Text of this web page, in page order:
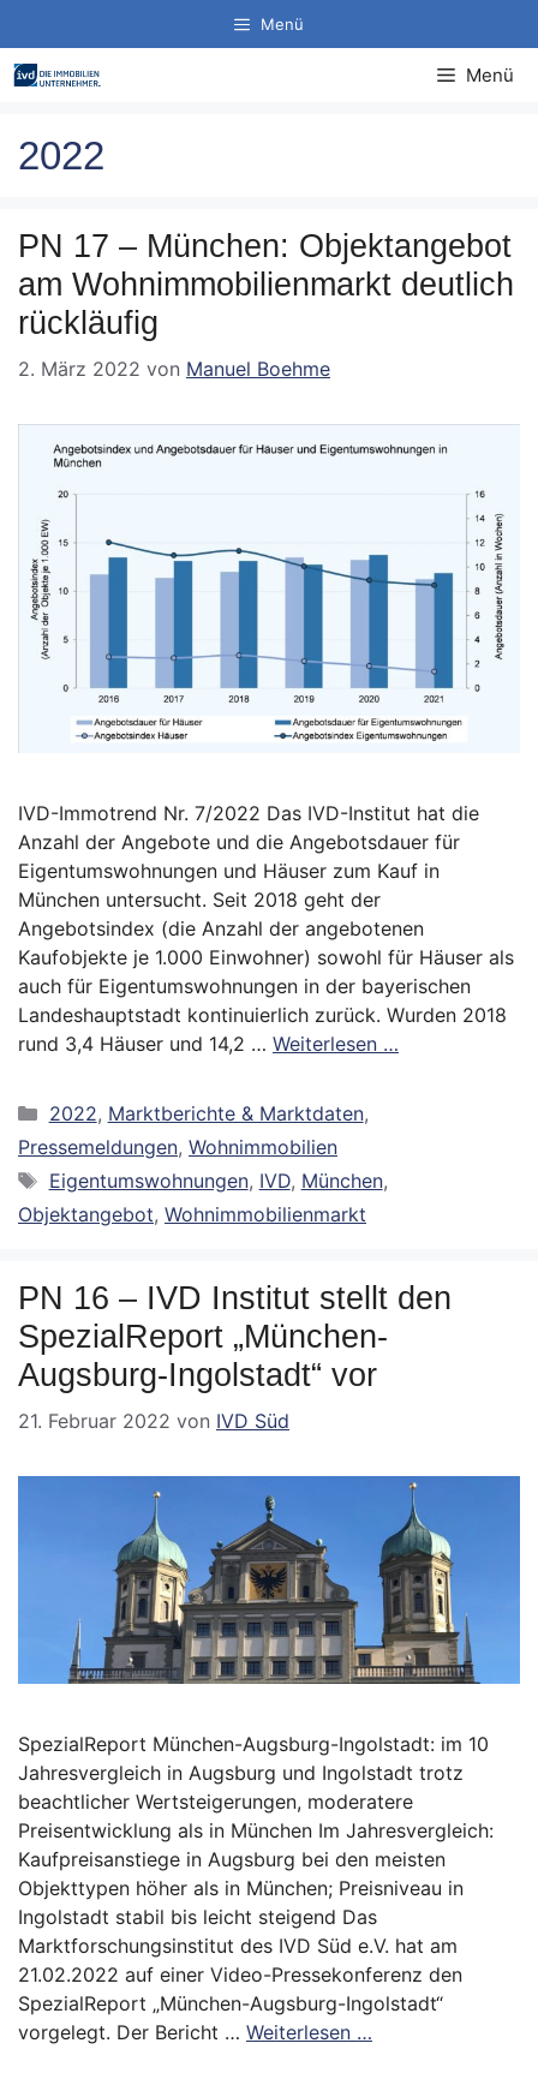
Inhalt
springen
Menü
Menü
2022
PN 17 – München: Objektangebot
am Wohnimmobilienmarkt deutlich
rückläufig
2. März 2022 von Manuel Boehme
IVD-Immotrend Nr. 7/2022 Das IVD-Institut hat die
Anzahl der Angebote und die Angebotsdauer für
Eigentumswohnungen und Häuser zum Kauf in
München untersucht. Seit 2018 geht der
Angebotsindex (die Anzahl der angebotenen
Kaufobjekte je 1.000 Einwohner) sowohl für Häuser als
auch für Eigentumswohnungen in der bayerischen
Landeshauptstadt kontinuierlich zurück. Wurden 2018
rund 3,4 Häuser und 14,2 … Weiterlesen …
Kategorien
2022, Marktberichte & Marktdaten,
Pressemeldungen, Wohnimmobilien
Schlagwörter
Eigentumswohnungen, IVD, München,
Objektangebot, Wohnimmobilienmarkt
PN 16 – IVD Institut stellt den
SpezialReport „München-
Augsburg-Ingolstadt“ vor
21. Februar 2022 von IVD Süd
SpezialReport München-Augsburg-Ingolstadt: im 10
Jahresvergleich in Augsburg und Ingolstadt trotz
beachtlicher Wertsteigerungen, moderatere
Preisentwicklung als in München Im Jahresvergleich:
Kaufpreisanstiege in Augsburg bei den meisten
Objekttypen höher als in München; Preisniveau in
Ingolstadt stabil bis leicht steigend Das
Marktforschungsinstitut des IVD Süd e.V. hat am
21.02.2022 auf einer Video-Pressekonferenz den
SpezialReport „München-Augsburg-Ingolstadt“
vorgelegt. Der Bericht … Weiterlesen …